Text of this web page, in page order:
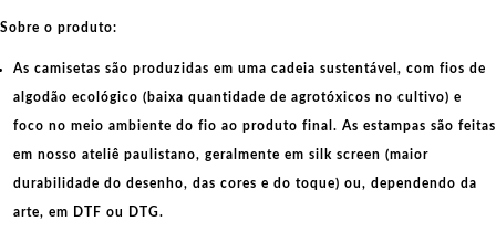
Sobre o produto:
As camisetas são produzidas em uma cadeia sustentável, com fios de
algodão ecológico (baixa quantidade de agrotóxicos no cultivo) e
foco no meio ambiente do fio ao produto final. As estampas são feitas
em nosso ateliê paulistano, geralmente em silk screen (maior
durabilidade do desenho, das cores e do toque) ou, dependendo da
arte, em DTF ou DTG.